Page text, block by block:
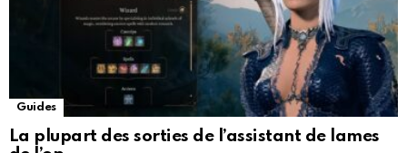
Guides
La plupart des sorties de l’assistant de lames